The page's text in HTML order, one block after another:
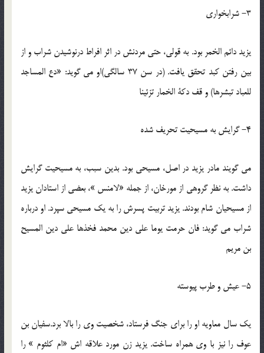
3- شرابخواری
یزید دائم الخمر بود. به قولی، حتی مردنش در اثر افراط درنوشیدن شراب و از
بین رفتن کبد تحقق یافت. (در سن 37 سالگی)او می گوید: «دع المساجد
للعباد تبشرها) و قف دکة الخمار تزئینا
4- گرایش به مسیحیت تحریف شده
می گویند مادر یزید در اصل، مسیحی بود. بدین سبب، به مسیحیت گرایش
داشت. به نظر گروهی از مورخان، از جمله «لامنس »، بعضی از استادان یزید
از مسیحیان شام بودند. یزید تربیت پسرش را به یک مسیحی سپرد. او درباره
شراب می گوید: فان حرمت یوما علی دین محمد فخذها علی دین المسیح
بن مریم
5- عیش و طرب پیوسته
یک سال معاویه او را برای جنگ فرستاد، شخصیت وی را بالا برد.سفیان بن
عوف را نیز با وی همراه ساخت. یزید زن مورد علاقه اش «ام کلثوم » را